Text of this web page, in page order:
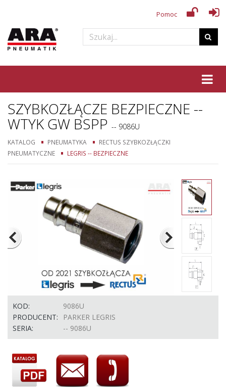
Pomoc
SZYBKOZŁĄCZE BEZPIECZNE --
WTYK GW BSPP -- 9086U
KATALOG PNEUMATYKA
RECTUS SZYBKOZŁĄCZKI
PNEUMATYCZNE
LEGRIS -- BEZPIECZNE
KOD:
9086U
PRODUCENT:
PARKER LEGRIS
SERIA:
-- 9086U